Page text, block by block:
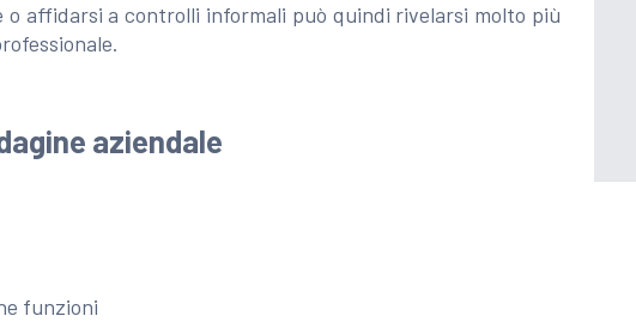
affidarsi a controlli informali può quindi rivelarsi molto più
aziendale
funzioni